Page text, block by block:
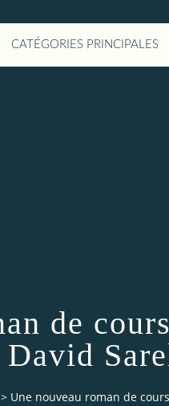
CATÉGORIES PRINCIPALES
de
David
> Une nouveau roman de